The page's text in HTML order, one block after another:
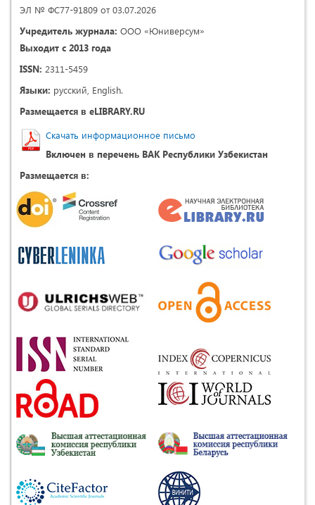
ЭЛ № ФС77-91809 от 03.07.2026
Учредитель журнала: ООО «Юниверсум»
Выходит с 2013 года
ISSN: 2311-5459
Языки: русский, English.
Размещается в eLIBRARY.RU
Скачать информационное письмо
Включен в перечень ВАК Республики Узбекистан
Размещается в: